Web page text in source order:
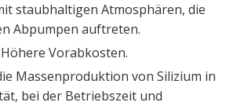
staubhaltigen Atmosphären, die
Abpumpen auftreten.
Vorabkosten.
Massenproduktion von Silizium in
bei der Betriebszeit und